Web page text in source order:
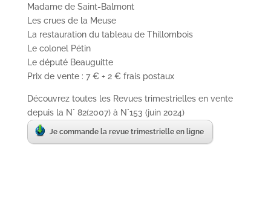
Madame de Saint-Balmont
Les crues de la Meuse
La restauration du tableau de Thillombois
Le colonel Pétin
Le député Beauguitte
Prix de vente : 7 € + 2 € frais postaux
Découvrez toutes les Revues trimestrielles en vente
depuis la N° 82(2007) à N°153 (juin 2024)
Je commande la revue trimestrielle en ligne